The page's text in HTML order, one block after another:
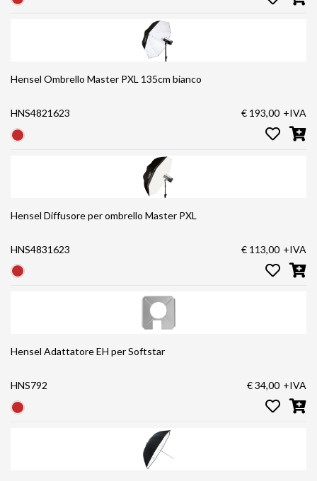
Hensel Ombrello Master PXL 135cm bianco
HNS4821623 € 193,00 +IVA
Hensel Diffusore per ombrello Master PXL
HNS4831623 € 113,00 +IVA
Hensel Adattatore EH per Softstar
HNS792 € 34,00 +IVA